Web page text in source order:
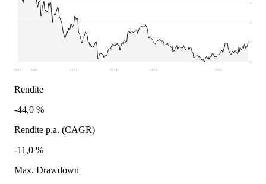
59,11
83,52
107,93
132,34
2021 2022 2023 2024 2025 2026
Rendite
-44,0 %
Rendite p.a. (CAGR)
-11,0 %
Max. Drawdown